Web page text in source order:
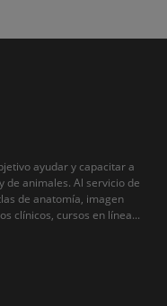
ayudar y capacitar a
de animales. Al servicio de
de anatomía, imagen
clínicos, cursos en línea...